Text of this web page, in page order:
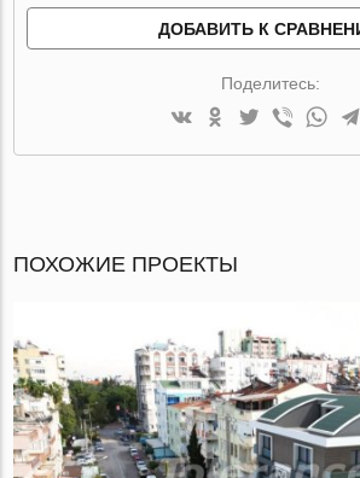
ДОБАВИТЬ К
Поделитесь:
ПОХОЖИЕ ПРОЕКТЫ